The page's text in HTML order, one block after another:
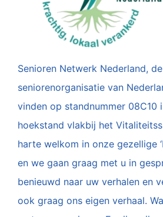
Senioren Netwerk Nederland,
seniorenorganisatie van
vinden op standnummer 08C10
hoekstand vlakbij het
harte welkom in onze gezellige
en we gaan graag met u in
benieuwd naar uw verhalen en
ook graag ons eigen verhaal.